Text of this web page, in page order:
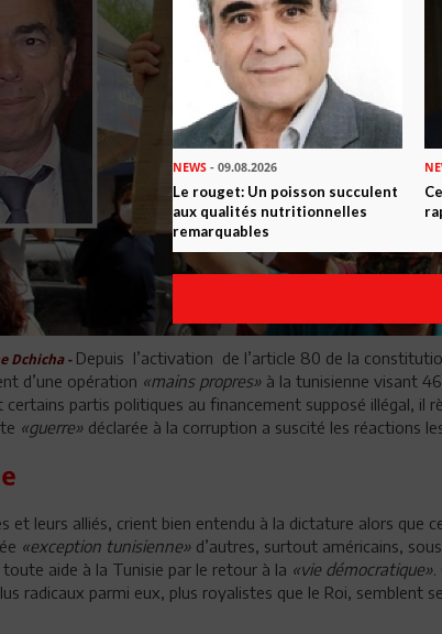
Dchicha -Depuis l’activation de l’article 80 de la
d’une opération «mains propres» à la tunisienne visant
partis politiques au financement supposé illégal, il
«guerre» déclarée à la corruption a suscité les réactions
et leurs alliés, crient bien entendu à la dictature alors que
«exception tunisienne» d’autres, surtout américains,
aide à la Tunisie par le retour à la «vie démocratique».
radicaux parmi eux, plus royalistes que le Roi, semblent
NEWS - 09.08.2026
Le rouget: Un poisson succulent
aux qualités nutritionnelles
remarquables